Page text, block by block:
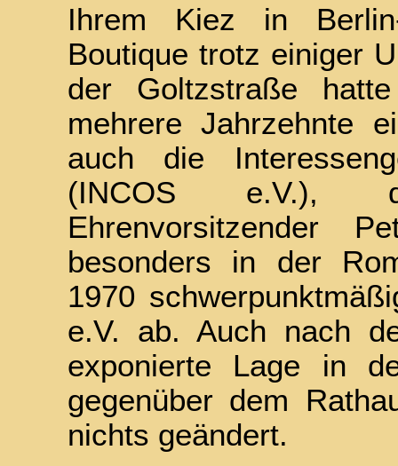
Ihrem Kiez in
Boutique trotz einiger
der Goltzstraße
mehrere Jahrzehnte
auch die
(INCOS e.V.),
Ehrenvorsitzender
besonders in der
1970
e.V. ab. Auch nach
exponierte Lage in
gegenüber dem
nichts geändert.